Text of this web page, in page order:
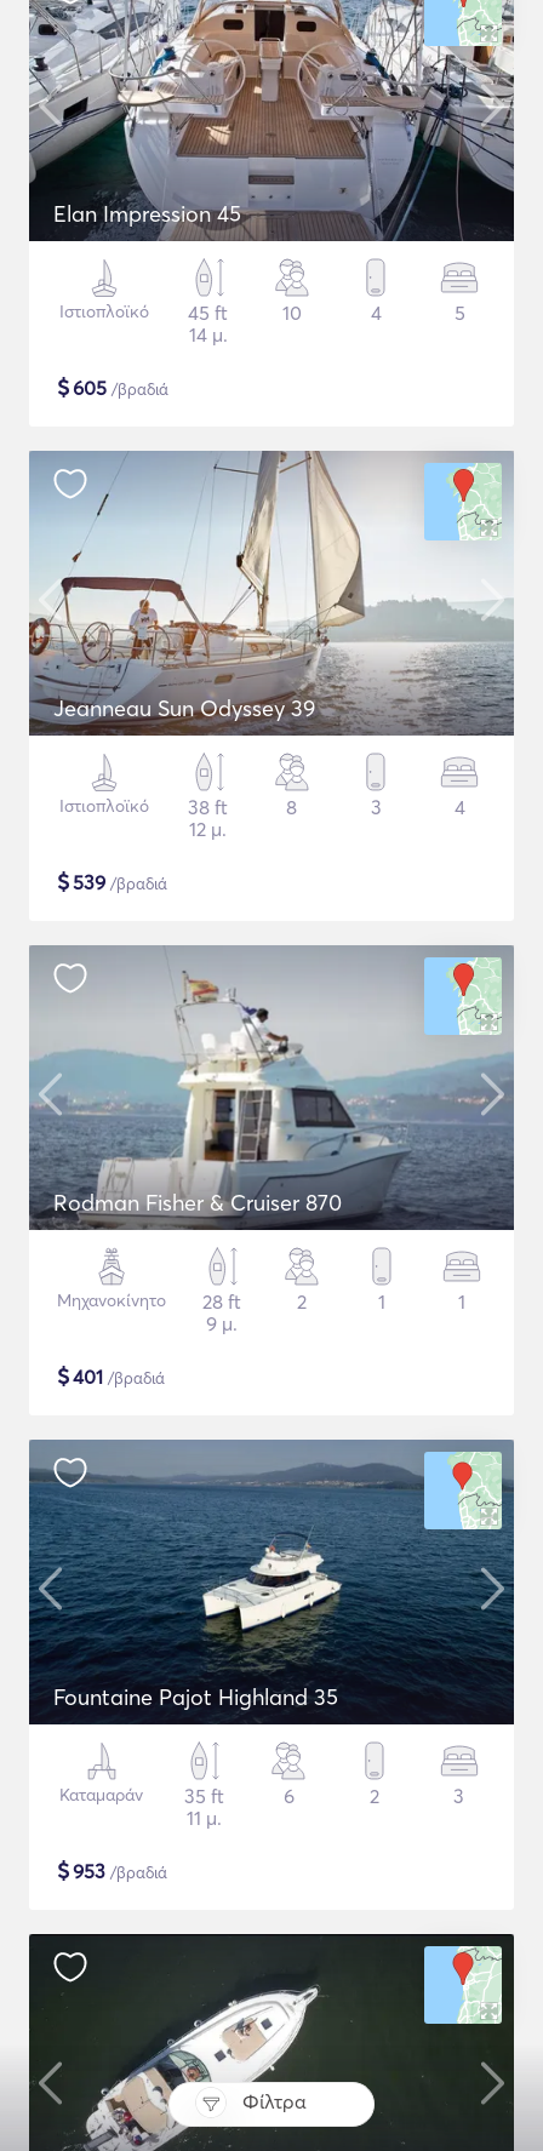
Φίλτρα
Elan Impression 45
Ιστιοπλοϊκό
45 ft
14 μ.
10 4 5
$605 /βραδιά
Jeanneau Sun Odyssey 39
Ιστιοπλοϊκό
38 ft
12 μ.
8 3 4
$539 /βραδιά
Rodman Fisher & Cruiser 870
Μηχανοκίνητο
28 ft
9 μ.
2 1 1
$401 /βραδιά
Fountaine Pajot Highland 35
Καταμαράν
35 ft
11 μ.
6 2 3
$953 /βραδιά